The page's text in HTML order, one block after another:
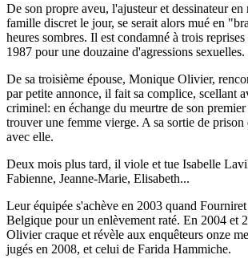
De son propre aveu, l'ajusteur et dessinateur en
famille discret le jour, se serait alors mué en
heures sombres. Il est condamné à trois
1987 pour une douzaine d'agressions sexuelles.
De sa troisième épouse, Monique Olivier,
par petite annonce, il fait sa complice, scellant
criminel: en échange du meurtre de son
trouver une femme vierge. A sa sortie de
avec elle.
Deux mois plus tard, il viole et tue Isabelle
Fabienne, Jeanne-Marie, Elisabeth...
Leur équipée s'achève en 2003 quand Fourniret
Belgique pour un enlèvement raté. En 2004 et
Olivier craque et révèle aux enquêteurs onze
jugés en 2008, et celui de Farida Hammiche.